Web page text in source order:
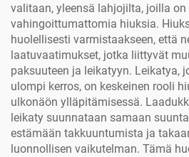
valitaan, yleensä lahjojilta, joilla on
vahingoittumattomia hiuksia.
huolellisesti varmistaakseen, että
laatuvaatimukset, jotka liittyvät
paksuuteen ja leikatyyn. Leikatya,
ulompi kerros, on keskeinen rooli
ulkonäön ylläpitämisessä.
leikaty suunnataan samaan
estämään takkuuntumista ja
luonnollisen vaikutelman. Tämä